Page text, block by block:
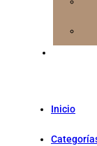
Inicio